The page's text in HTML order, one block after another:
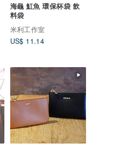
海龜 魟魚 環保杯袋 飲
料袋
米利工作室
US$ 11.14